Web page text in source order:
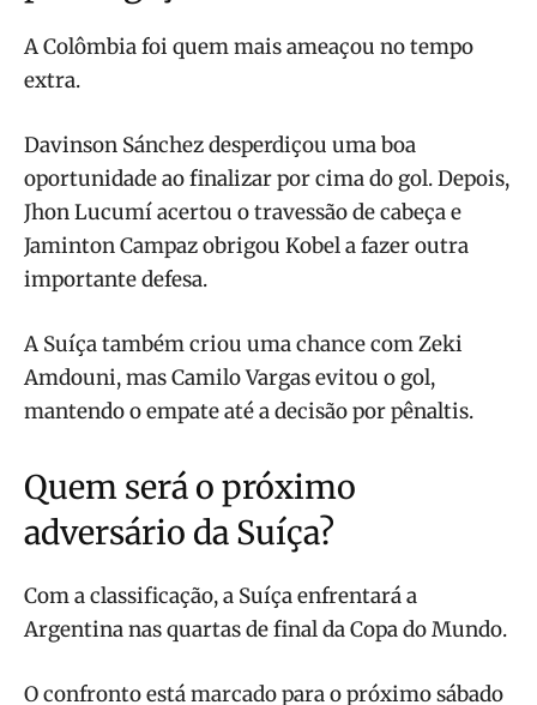
A Colômbia foi quem mais ameaçou no tempo
extra.
Davinson Sánchez desperdiçou uma boa
oportunidade ao finalizar por cima do gol. Depois,
Jhon Lucumí acertou o travessão de cabeça e
Jaminton Campaz obrigou Kobel a fazer outra
importante defesa.
A Suíça também criou uma chance com Zeki
Amdouni, mas Camilo Vargas evitou o gol,
mantendo o empate até a decisão por pênaltis.
Quem será o próximo
adversário da Suíça?
Com a classificação, a Suíça enfrentará a
Argentina nas quartas de final da Copa do Mundo.
O confronto está marcado para o próximo sábado